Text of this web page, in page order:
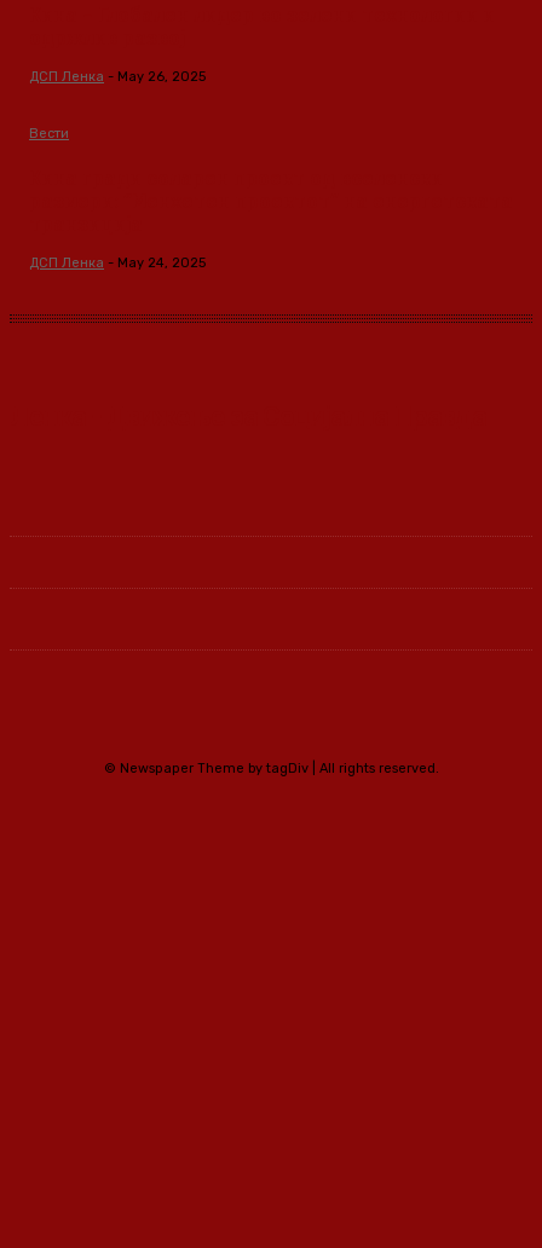
ДСП Ленка - May 26, 2025
Вести
ДСП Ленка - May 24, 2025
© Newspaper Theme by tagDiv | All rights reserved.